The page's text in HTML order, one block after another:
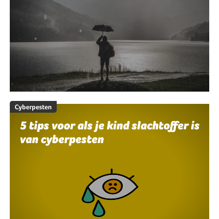
Cyberpesten
5 tips voor als je kind slachtoffer is
van cyberpesten